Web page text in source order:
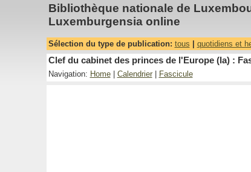
Bibliothèque nationale de
Luxemburgensia online
Sélection du type de publication: tous quotidiens et
Clef du cabinet des princes de l'Europe (la) :
Navigation: Home| Calendrier| Fascicule